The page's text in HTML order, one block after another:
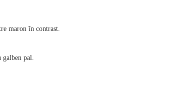
maron în contrast.
galben pal.